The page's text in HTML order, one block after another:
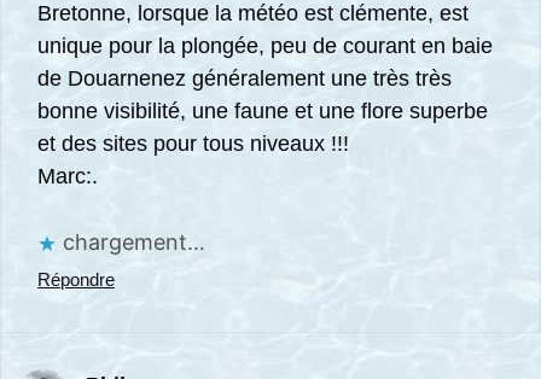
Bretonne, lorsque la météo est clémente, est
unique pour la plongée, peu de courant en baie
de Douarnenez généralement une très très
bonne visibilité, une faune et une flore superbe
et des sites pour tous niveaux !!!
Marc:.
chargement…
Répondre